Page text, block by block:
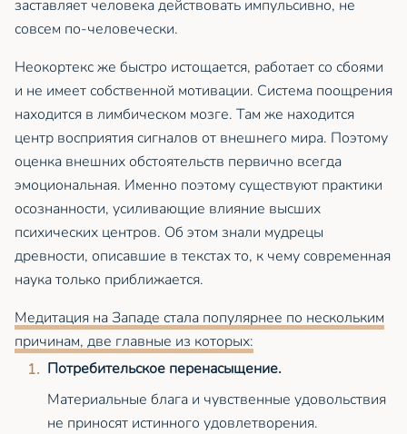
заставляет человека действовать импульсивно, не
совсем по-человечески.
Неокортекс же быстро истощается, работает со сбоями
и не имеет собственной мотивации. Система поощрения
находится в лимбическом мозге. Там же находится
центр восприятия сигналов от внешнего мира. Поэтому
оценка внешних обстоятельств первично всегда
эмоциональная. Именно поэтому существуют практики
осознанности, усиливающие влияние высших
психических центров. Об этом знали мудрецы
древности, описавшие в текстах то, к чему современная
наука только приближается.
Медитация на Западе стала популярнее по нескольким
причинам, две главные из которых:
Потребительское перенасыщение.
Материальные блага и чувственные удовольствия
не приносят истинного удовлетворения.